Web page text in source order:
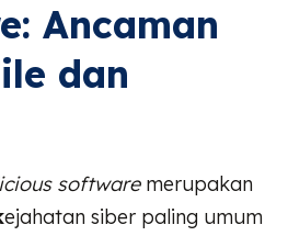
Ancaman
dan
softwaremerupakan
ejahatan siber paling umum